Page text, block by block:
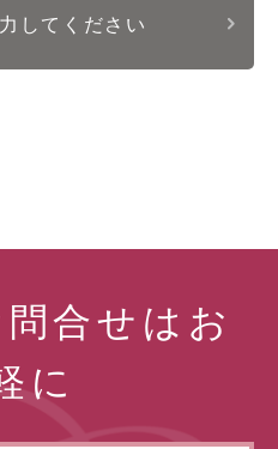
合せはお
に